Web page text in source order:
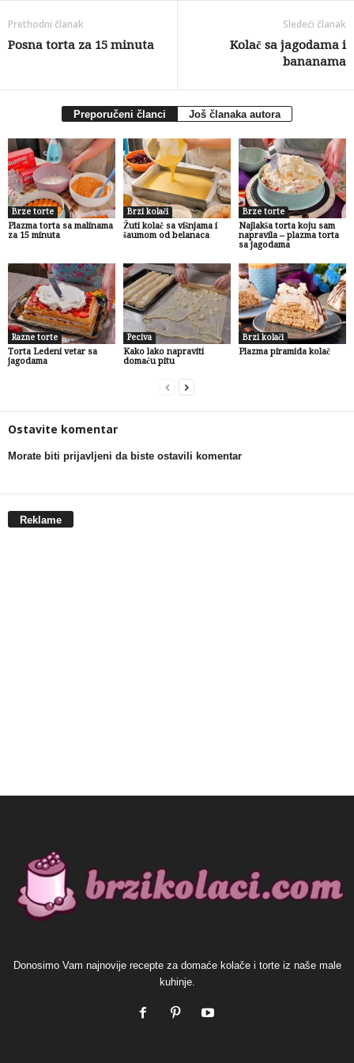
Prethodni članak
Posna torta za 15 minuta
Sledeći članak
Kolač sa jagodama i
bananama
Preporučeni članci Još članaka autora
Brze torte
Plazma torta sa malinama
za 15 minuta
Brzi kolači
Žuti kolač sa višnjama i
šaumom od belanaca
Brze torte
Najlakša torta koju sam
napravila – plazma torta
sa jagodama
Razne torte
Torta Ledeni vetar sa
jagodama
Peciva
Kako lako napraviti
domaću pitu
Brzi kolači
Plazma piramida kolač
Ostavite komentar
Morate biti prijavljeni da biste ostavili komentar
Reklame
Donosimo Vam najnovije recepte za domaće kolače i torte iz naše male
kuhinje.